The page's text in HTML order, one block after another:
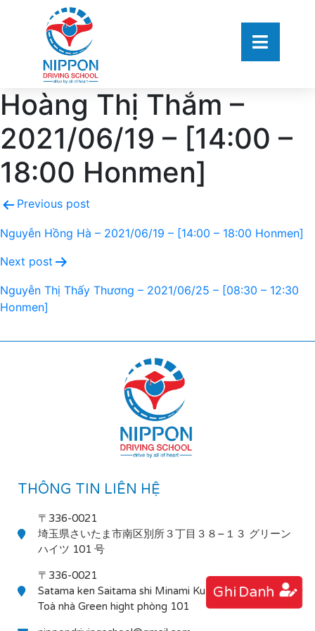
Hoàng Thị Thắm –
2021/06/19 – [14:00 –
18:00 Honmen]
Previous post
Nguyễn Hồng Hà – 2021/06/19 – [14:00 – 18:00 Honmen]
Next post
Nguyễn Thị Thấy Thương – 2021/06/25 – [08:30 – 12:30
Honmen]
Ghi Danh
THÔNG TIN LIÊN HỆ
〒336-0021
埼玉県さいたま市南区別所３丁目３８−１３ グリーン
ハイツ 101 号
〒336-0021
Satama ken Saitama shi Minami Ku Bessho 3-38-13
Toà nhà Green hight phòng 101